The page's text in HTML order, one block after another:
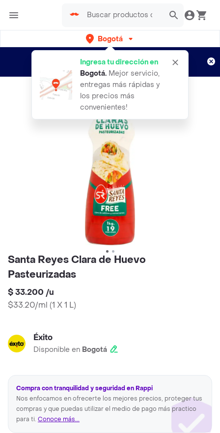
Bogotá
Ingresa tu dirección en
Bogotá. Mejor servicio,
entregas más rápidas y
los precios más
convenientes!
envíos gratis por semanas
Aplican TyC
Santa Reyes Clara de Huevo
Pasteurizadas
$ 33.200 /u
$33.20/ml (1 X 1 L)
Éxito
Disponible en Bogotá
Compra con tranquilidad y seguridad en Rappi
Nos enfocamos en ofrecerte los mejores precios, proteger tus
compras y que puedas utilizar el medio de pago más practico
para ti. Conoce más...